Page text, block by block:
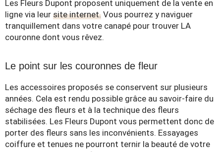
Les Fleurs Dupont proposent uniquement de la vente en
ligne via leur site internet. Vous pourrez y naviguer
tranquillement dans votre canapé pour trouver LA
couronne dont vous rêvez.
Le point sur les couronnes de fleur
Les accessoires proposés se conservent sur plusieurs
années. Cela est rendu possible grâce au savoir-faire du
séchage des fleurs et à la technique des fleurs
stabilisées. Les Fleurs Dupont vous permettent donc de
porter des fleurs sans les inconvénients. Essayages
coiffure et tenues ne pourront ternir la beauté de votre